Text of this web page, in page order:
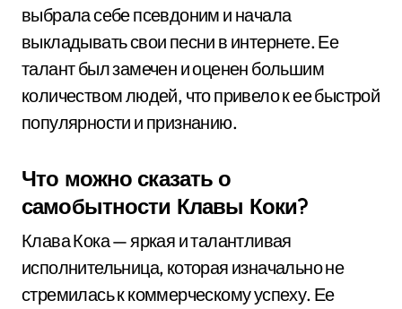
выбрала себе псевдоним и начала
выкладывать свои песни в интернете. Ее
талант был замечен и оценен большим
количеством людей, что привело к ее быстрой
популярности и признанию.
Что можно сказать о
самобытности Клавы Коки?
Клава Кока — яркая и талантливая
исполнительница, которая изначально не
стремилась к коммерческому успеху. Ее